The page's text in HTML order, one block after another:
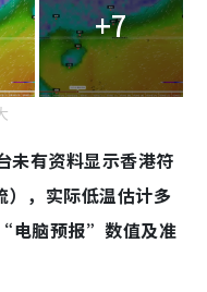
+7
有资料显示香港符
），实际低温估计多
电脑预报”数值及准